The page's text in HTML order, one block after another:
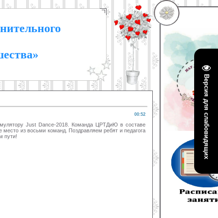
Версия для слабовидящих
00:52
Just Dance-2018. Команда ЦРТДиЮ в составе
из восьми команд. Поздравляем ребят и педагога
пути!